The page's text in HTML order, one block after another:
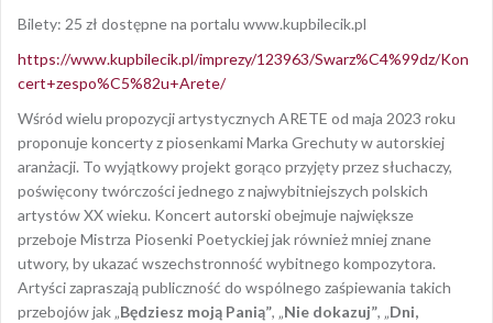
Bilety: 25 zł dostępne na portalu www.kupbilecik.pl
https://www.kupbilecik.pl/imprezy/123963/Swarz%C4%99dz/Kon
cert+zespo%C5%82u+Arete/
Wśród wielu propozycji artystycznych ARETE od maja 2023 roku
proponuje koncerty z piosenkami Marka Grechuty w autorskiej
aranżacji. To wyjątkowy projekt gorąco przyjęty przez słuchaczy,
poświęcony twórczości jednego z najwybitniejszych polskich
artystów XX wieku. Koncert autorski obejmuje największe
przeboje Mistrza Piosenki Poetyckiej jak również mniej znane
utwory, by ukazać wszechstronność wybitnego kompozytora.
Artyści zapraszają publiczność do wspólnego zaśpiewania takich
przebojów jak „Będziesz moją Panią”, „Nie dokazuj”, „Dni,